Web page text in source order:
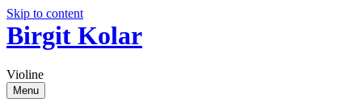
Skip to content
Birgit Kolar
Violine
Menu